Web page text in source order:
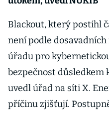
Blackout, který postihl
není podle
úřadu pro
bezpečnost důsledkem
uvedl úřad na síti X.
příčinu zjišťují.